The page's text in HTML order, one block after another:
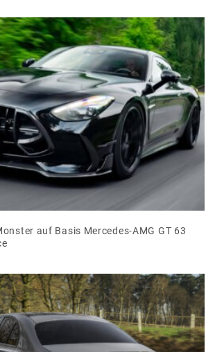
auf Basis Mercedes-AMG GT 63